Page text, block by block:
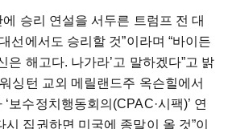
승리 연설을 서두른 트럼프 전 대
선에서도 승리할 것”이라며 “바이든
은 해고다. 나가라’고 말하겠다”고 밝
싱턴 교외 메릴랜드주 옥슨힐에서
보수정치행동회의(CPAC·시팩)’ 연
시 집권하면 미국에 종말이 올 것”이